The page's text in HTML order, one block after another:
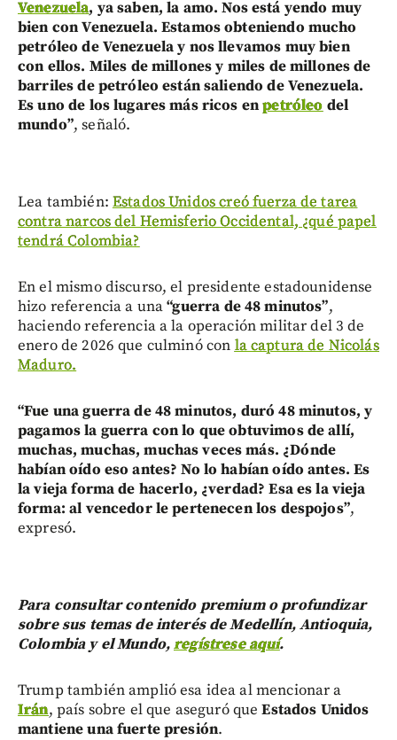
Venezuela, ya saben, la amo. Nos está yendo muy
bien con Venezuela. Estamos obteniendo mucho
petróleo de Venezuela y nos llevamos muy bien
con ellos. Miles de millones y miles de millones de
barriles de petróleo están saliendo de Venezuela.
Es uno de los lugares más ricos enpetróleo del
mundo”, señaló.
Lea también: Estados Unidos creó fuerza de tarea
contra narcos del Hemisferio Occidental, ¿qué papel
tendrá Colombia?
En el mismo discurso, el presidente estadounidense
hizo referencia a una“guerra de 48 minutos”,
haciendo referencia a la operación militar del 3 de
enero de 2026 que culminó con la captura de Nicolás
Maduro.
“Fue una guerra de 48 minutos, duró 48 minutos, y
pagamos la guerra con lo que obtuvimos de allí,
muchas, muchas, muchas veces más. ¿Dónde
habían oído eso antes? No lo habían oído antes. Es
la vieja forma de hacerlo, ¿verdad? Esa es la vieja
forma: al vencedor le pertenecen los despojos”,
expresó.
Para consultar contenido premium o profundizar
sobre sus temas de interés de Medellín, Antioquia,
Colombia y el Mundo,regístrese aquí.
Trump también amplió esa idea al mencionar a
Irán, país sobre el que aseguró queEstados Unidos
mantiene una fuerte presión.